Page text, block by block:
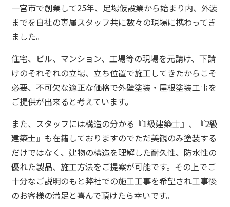
一宮市で創業して25年、足場仮設業から始まり内、外装
までを自社の専属スタッフ共に数々の現場に携わってき
ました。
住宅、ビル、マンション、工場等の現場を元請け、下請
けのそれぞれの立場、立ち位置で施工してきたからこそ
必要、不可欠な適正な価格で外壁塗装・屋根塗装工事を
ご提供が出来ると考えています。
また、スタッフには構造の分かる『1級建築士』、『2級
建築士』も在籍しておりますのでただ美観のみ塗装する
だけではなく、建物の構造を理解した耐久性、防水性の
優れた製品、施工方法をご提案が可能です。 その上でご
十分なご説明のもと弊社での施工工事を希望され工事後
のお客様の満足と喜んで頂けたら幸いです。